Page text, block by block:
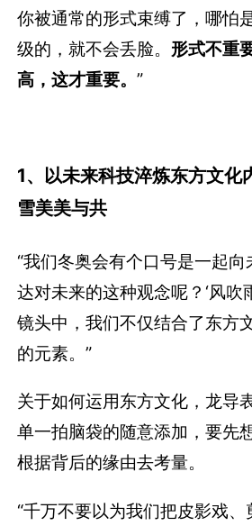
你被通常的形式束缚了，哪怕
级的，就不会丢脸。 形式不重
高，这才重要。”
1、以未来科技淬炼东方文化
雪美美与共
“我们冬奥会有个口号是一起
达对未来的这种观念呢？‘风吹
镜头中，我们不仅结合了东方
的元素。”
关于如何运用东方文化，龙导
单一拍脑袋的随意添加，要先
根据背后的缘由去考量。
“千万不要以为我们把皮影戏